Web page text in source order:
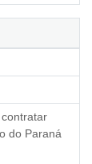
do Paraná